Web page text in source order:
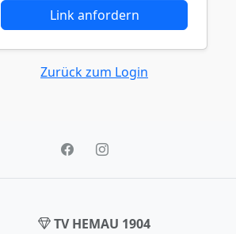
Link anfordern
Zurück zum Login
TV HEMAU 1904